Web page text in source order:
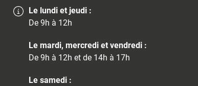
Le lundi et jeudi :
De 9h à 12h
Le mardi, mercredi et vendredi :
De 9h à 12h et de 14h à 17h
Le samedi :